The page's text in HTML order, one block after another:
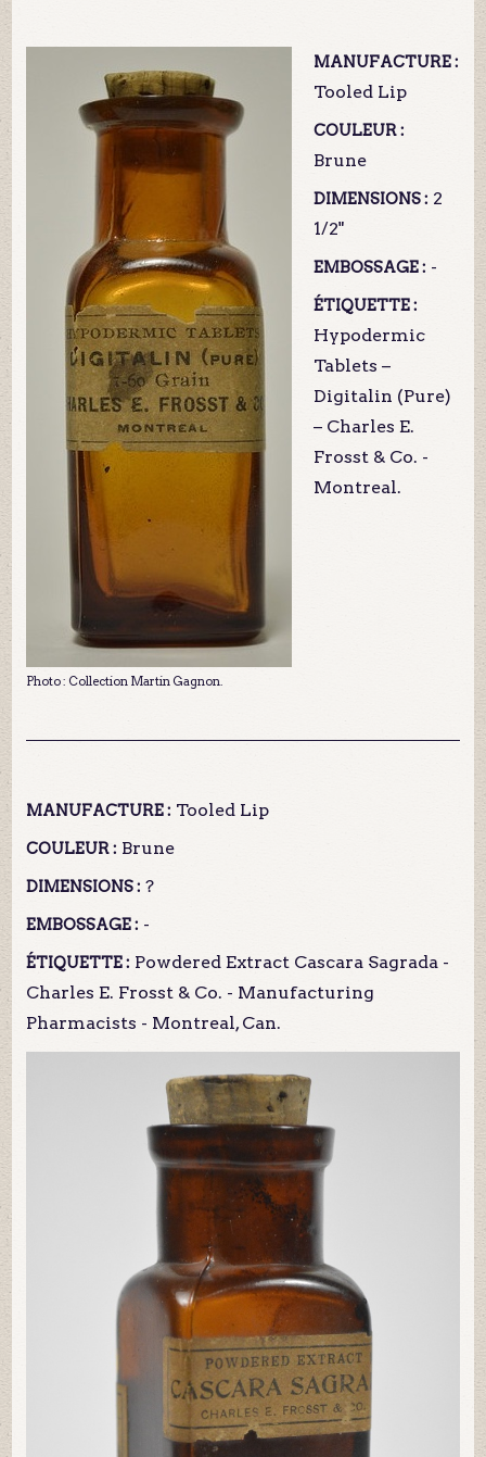
Photo : Collection Martin Gagnon.
MANUFACTURE :
Tooled Lip
COULEUR :
Brune
DIMENSIONS : 2
1/2"
EMBOSSAGE : -
ÉTIQUETTE :
Hypodermic
Tablets –
Digitalin (Pure)
– Charles E.
Frosst & Co. -
Montreal.
MANUFACTURE : Tooled Lip
COULEUR : Brune
DIMENSIONS : ?
EMBOSSAGE : -
ÉTIQUETTE : Powdered Extract Cascara Sagrada -
Charles E. Frosst & Co. - Manufacturing
Pharmacists - Montreal, Can.